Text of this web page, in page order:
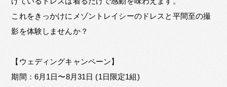
これをきっかけにメゾントレイシーのドレスと平間至の撮
影を体験しませんか？
【ウェディングキャンペーン】
期間：6月1日〜8月31日 (1日限定1組)